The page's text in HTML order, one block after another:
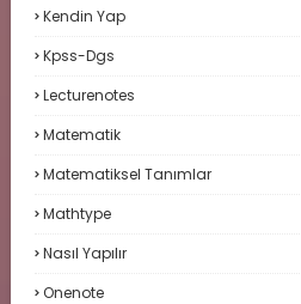
Kendin Yap
Kpss-Dgs
Lecturenotes
Matematik
Matematiksel Tanımlar
Mathtype
Nasıl Yapılır
Onenote